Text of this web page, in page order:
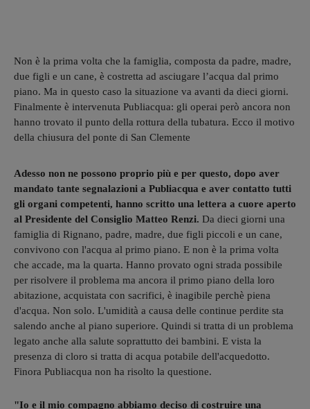
Non è la prima volta che la famiglia, composta da padre, madre,
due figli e un cane, è costretta ad asciugare l’acqua dal primo
piano. Ma in questo caso la situazione va avanti da dieci giorni.
Finalmente è intervenuta Publiacqua: gli operai però ancora non
hanno trovato il punto della rottura della tubatura. Ecco il motivo
della chiusura del ponte di San Clemente
Adesso non ne possono proprio più e per questo, dopo aver
mandato tante segnalazioni a Publiacqua e aver contatto tutti
gli organi competenti, hanno scritto una lettera a cuore aperto
al Presidente del Consiglio Matteo Renzi. Da dieci giorni una
famiglia di Rignano, padre, madre, due figli piccoli e un cane,
convivono con l'acqua al primo piano. E non è la prima volta
che accade, ma la quarta. Hanno provato ogni strada possibile
per risolvere il problema ma ancora il primo piano della loro
abitazione, acquistata con sacrifici, è inagibile perchè piena
d'acqua. Non solo. L'umidità a causa delle continue perdite sta
salendo anche al piano superiore. Quindi si tratta di un problema
legato anche alla salute soprattutto dei bambini. E vista la
presenza di cloro si tratta di acqua potabile dell'acquedotto.
Finora Publiacqua non ha risolto la questione.
"Io e il mio compagno abbiamo deciso di costruire una